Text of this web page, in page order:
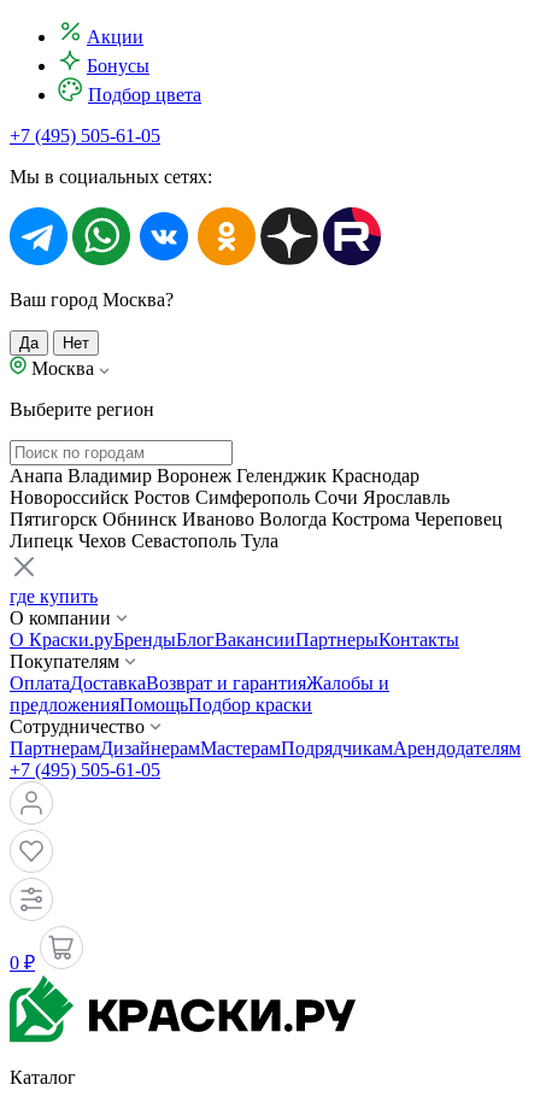
Акции
Бонусы
Подбор цвета
+7 (495) 505-61-05
Мы в социальных сетях:
Ваш город Москва?
Да Нет
Москва
Выберите регион
Анапа Владимир Воронеж Геленджик Краснодар
Новороссийск Ростов Симферополь Сочи Ярославль
Пятигорск Обнинск Иваново Вологда Кострома Череповец
Липецк Чехов Севастополь Тула
где купить
О компании
О Краски.руБрендыБлогВакансииПартнерыКонтакты
Покупателям
ОплатаДоставкаВозврат и гарантияЖалобы и
предложенияПомощьПодбор краски
Сотрудничество
ПартнерамДизайнерамМастерамПодрядчикамАрендодателям
+7 (495) 505-61-05
0 ₽
Каталог